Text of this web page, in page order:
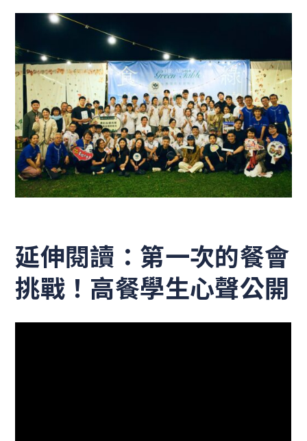
延伸閱讀：第一次的餐會
挑戰！高餐學生心聲公開